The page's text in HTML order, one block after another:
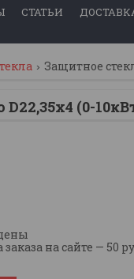
СТАТЬИ
Защитное
(0-
на сайте — 50